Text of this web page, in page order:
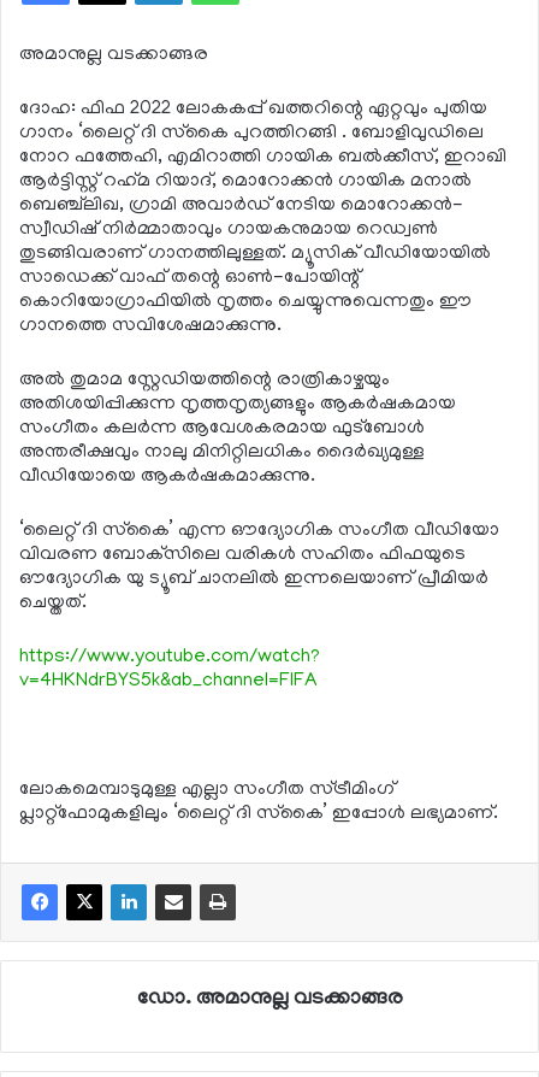
അമാനുല്ല വടക്കാങ്ങര
ദോഹ: ഫിഫ 2022 ലോകകപ്പ് ഖത്തറിന്റെ ഏറ്റവും പുതിയ
ഗാനം ‘ലൈറ്റ് ദി സ്‌കൈ പുറത്തിറങ്ങി . ബോളിവുഡിലെ
നോറ ഫത്തേഹി, എമിറാത്തി ഗായിക ബല്‍ക്കീസ്, ഇറാഖി
ആര്‍ട്ടിസ്റ്റ് റഹ്‌മ റിയാദ്, മൊറോക്കന്‍ ഗായിക മനാല്‍
ബെഞ്ച്‌ലിഖ, ഗ്രാമി അവാര്‍ഡ് നേടിയ മൊറോക്കന്‍-
സ്വീഡിഷ് നിര്‍മ്മാതാവും ഗായകനുമായ റെഡ്വണ്‍
തുടങ്ങിവരാണ് ഗാനത്തിലുള്ളത്. മ്യൂസിക് വീഡിയോയില്‍
സാഡെക്ക് വാഫ് തന്റെ ഓണ്‍-പോയിന്റ്
കൊറിയോഗ്രാഫിയില്‍ നൃത്തം ചെയ്യുന്നുവെന്നതും ഈ
ഗാനത്തെ സവിശേഷമാക്കുന്നു.
അല്‍ തുമാമ സ്റ്റേഡിയത്തിന്റെ രാത്രികാഴ്ചയും
അതിശയിപ്പിക്കുന്ന നൃത്തനൃത്യങ്ങളും ആകര്‍ഷകമായ
സംഗീതം കലര്‍ന്ന ആവേശകരമായ ഫുട്ബോള്‍
അന്തരീക്ഷവും നാലു മിനിറ്റിലധികം ദൈര്‍ഖ്യമുള്ള
വീഡിയോയെ ആകര്‍ഷകമാക്കുന്നു.
‘ലൈറ്റ് ദി സ്‌കൈ’ എന്ന ഔദ്യോഗിക സംഗീത വീഡിയോ
വിവരണ ബോക്‌സിലെ വരികള്‍ സഹിതം ഫിഫയുടെ
ഔദ്യോഗിക യു ട്യൂബ് ചാനലില്‍ ഇന്നലെയാണ് പ്രീമിയര്‍
ചെയ്തത്.
https://www.youtube.com/watch?
v=4HKNdrBYS5k&ab_channel=FIFA
ലോകമെമ്പാടുമുള്ള എല്ലാ സംഗീത സ്ട്രീമിംഗ്
പ്ലാറ്റ്ഫോമുകളിലും ‘ലൈറ്റ് ദി സ്‌കൈ’ ഇപ്പോള്‍ ലഭ്യമാണ്.
ഡോ. അമാനുല്ല വടക്കാങ്ങര